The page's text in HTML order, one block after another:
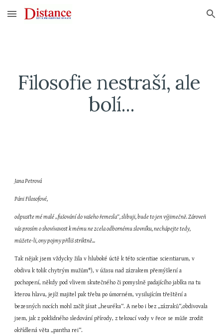
Skip to main content Skip to navigation
Filosofie nestraší, ale
bolí...
Jana Petrová
Páni Filosofové,
odpusťte mé malé „fušování do vašeho řemesla“, slibuji, bude to jen výjimečně. Zároveň
vás prosím o shovívavost k mému ne zcela odbornému slovníku, nechápejte tedy,
můžete-li, ony pojmy příliš striktně...
Tak nějak jsem vždycky žila v hluboké úctě k této scientiae scientiarum, v
obdivu k tolik chytrým mužům*), v úžasu nad zázrakem přemýšlení a
pochopení, někdy pod vlivem skutečného či pomyslně padajícího jablka na tu
kterou hlavu, jejíž majitel pak třeba po úmorném, vysilujícím třeštění a
bezesných nocích mohl začít jásat „heuréka“. A nebo i bez „zázraků“,obdivovala
jsem, jak z poklidného sledování přírody, z tekoucí vody v řece se může zrodit
okřídlená věta „pantha rei“.